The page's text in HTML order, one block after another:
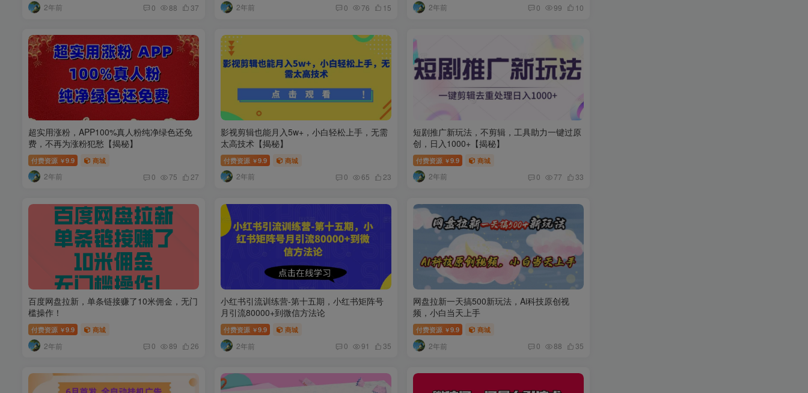
2年前 0 88 37 2年前 0 76 15 2年前 0 99 10
超实用涨粉，APP100%真人粉纯净绿色还免
费，不再为涨粉犯愁【揭秘】
付费资源 ￥9.9 商城
2年前 0 75 27
影视剪辑也能月入5w+，小白轻松上手，无需
太高技术【揭秘】
付费资源 ￥9.9 商城
2年前 0 65 23
短剧推广新玩法，不剪辑，工具助力一键过原
创，日入1000+【揭秘】
付费资源 ￥9.9 商城
2年前 0 77 33
百度网盘拉新，单条链接赚了10米佣金，无门
槛操作！
付费资源 ￥9.9 商城
2年前 0 89 26
小红书引流训练营-第十五期，小红书矩阵号
月引流80000+到微信方法论
付费资源 ￥9.9 商城
2年前 0 91 35
网盘拉新一天搞500新玩法，Ai科技原创视
频，小白当天上手
付费资源 ￥9.9 商城
2年前 0 88 35